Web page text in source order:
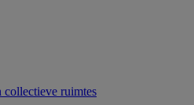
collectieve ruimtes